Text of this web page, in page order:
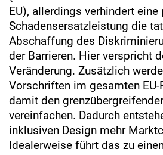
EU), allerdings verhindert
Schadensersatzleistung die
Abschaffung des
der Barrieren. Hier verspricht
Veränderung. Zusätzlich
Vorschriften im gesamten EU-
damit den
vereinfachen. Dadurch
inklusiven Design mehr
Idealerweise führt das zu